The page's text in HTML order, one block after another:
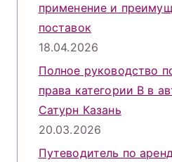
применение и
поставок
18.04.2026
Полное руководство
права категории B в
Сатурн Казань
20.03.2026
Путеводитель по